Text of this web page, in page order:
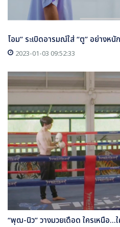
โอม” ระเบิดอารมณ์ใส่ “ตู” อย่างหนัก
2023-01-03 09:52:33
“พุฒ-นิว” วางมวยเดือด ใครเหนือ